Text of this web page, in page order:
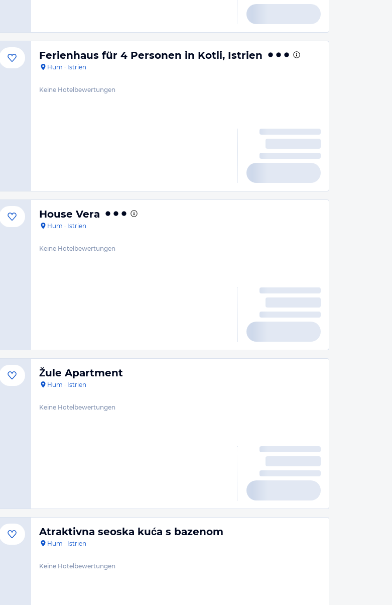
Ferienhaus für 4 Personen in Kotli, Istrien
Hum · Istrien
Keine Hotelbewertungen
House Vera
Hum · Istrien
Keine Hotelbewertungen
Žule Apartment
Hum · Istrien
Keine Hotelbewertungen
Atraktivna seoska kuća s bazenom
Hum · Istrien
Keine Hotelbewertungen